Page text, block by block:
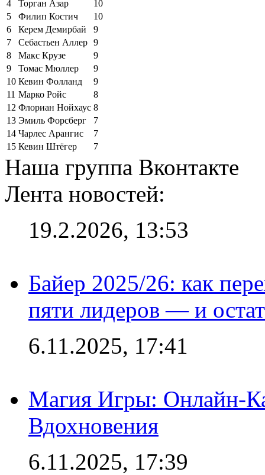
4
Торган Азар
10
5
Филип Костич
10
6
Керем Демирбай
9
7
Себастьен Аллер 9
8
Макс Крузе
9
9
Томас Мюллер
9
10 Кевин Фолланд
9
11 Марко Ройс
8
12 Флориан Нойхаус 8
13 Эмиль Форсберг
7
14 Чарлес Арангис
7
15 Кевин Штёгер 7
Наша группа Вконтакте
Лента новостей:
19.2.2026, 13:53
Байер 2025/26: как
пяти лидеров — и
6.11.2025, 17:41
Магия Игры: Онлайн-
Вдохновения
6.11.2025, 17:39